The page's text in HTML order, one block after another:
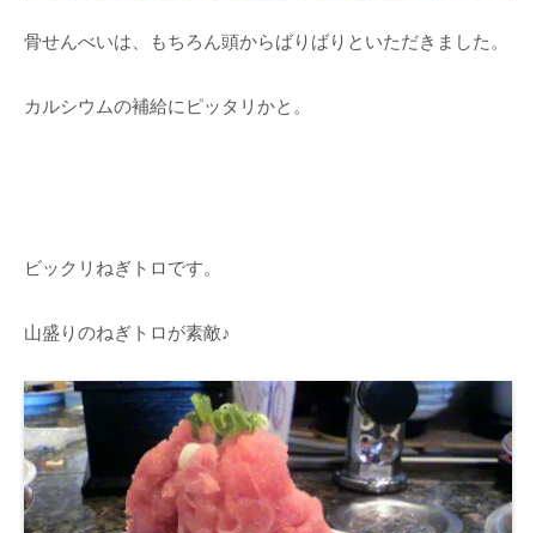
骨せんべいは、もちろん頭からばりばりといただきました。
カルシウムの補給にピッタリかと。
ビックリねぎトロです。
山盛りのねぎトロが素敵♪